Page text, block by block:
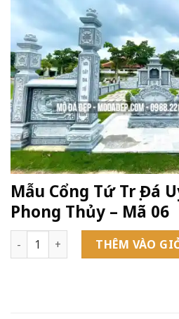
Mẫu Cổng Tứ Trụ Đá
Phong Thủy – Mã 06
Mẫu Cổng Tứ Trụ Đá Uy Nghi,
THÊM VÀO